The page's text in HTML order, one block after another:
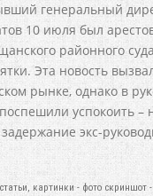
генеральный
10 июля был
районного
Эта новость
рынке, однако в
успокоить –
экс-
картинки - фото скриншот -